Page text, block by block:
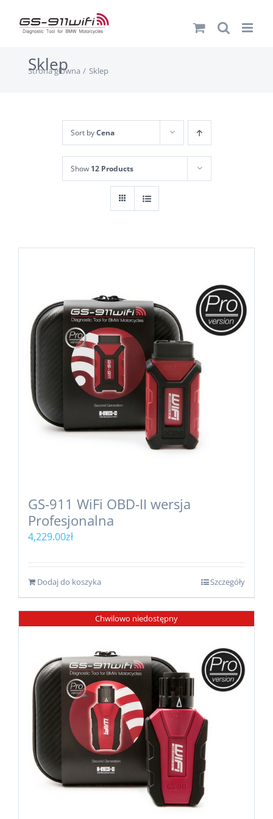
Sklep
Strona główna Sklep
Sort byCena
Show 12 Products
GS-911 WiFi OBD-II wersja
Profesjonalna
4,229.00zł
Dodaj do koszyka Szczegóły
Chwilowo niedostępny